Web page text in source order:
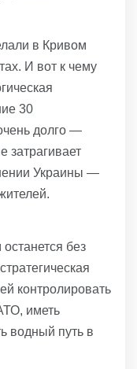
в Кривом
И вот к чему
30
долго —
затрагивает
Украины —
без
контролировать
иметь
водный путь в